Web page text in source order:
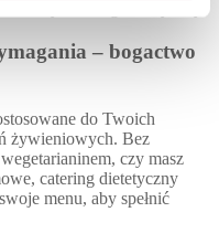
catering dietetyczny
– bogactwo
do Twoich
żywieniowych. Bez
czy masz
catering dietetyczny
menu, aby spełnić